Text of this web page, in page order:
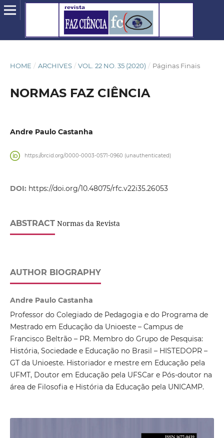
HOME / ARCHIVES / VOL. 22 NO. 35 (2020) / Páginas Finais
NORMAS FAZ CIÊNCIA
Andre Paulo Castanha
https://orcid.org/0000-0003-0571-0960 (unauthenticated)
DOI: https://doi.org/10.48075/rfc.v22i35.26053
ABSTRACTNormas da Revista
AUTHOR BIOGRAPHY
Andre Paulo Castanha
Professor do Colegiado de Pedagogia e do Programa de
Mestrado em Educação da Unioeste – Campus de
Francisco Beltrão – PR. Membro do Grupo de Pesquisa:
História, Sociedade e Educação no Brasil – HISTEDOPR –
GT da Unioeste. Historiador e mestre em Educação pela
UFMT, Doutor em Educação pela UFSCar e Pós-doutor na
área de Filosofia e História da Educação pela UNICAMP.